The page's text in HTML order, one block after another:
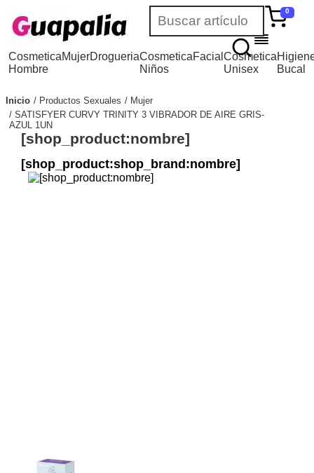
0
Cosmetica
Hombre
MujerDrogueriaCosmetica
Niños
FacialCosmetica
Unisex
Bucal
Inicio Productos Sexuales
Mujer
SATISFYER CURVY TRINITY 3 VIBRADOR DE AIRE GRIS-
AZUL 1UN
[shop_product:nombre]
[shop_product:shop_brand:nombre]